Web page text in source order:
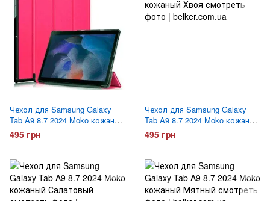
Чехол для Samsung Galaxy
Tab A9 8.7 2024 Moko кожаный
Малиновый
495 грн
Чехол для Samsung Galaxy
Tab A9 8.7 2024 Moko кожаный
Хвоя
495 грн